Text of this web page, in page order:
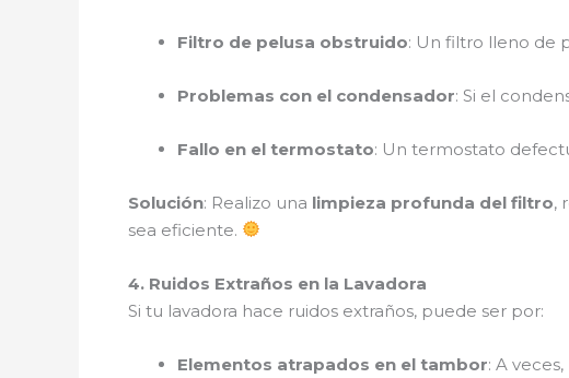
Filtro de pelusa obstruido: Un filtro lleno de
Problemas con el condensador: Si el
Fallo en el termostato: Un termostato
Solución: Realizo una limpieza profunda del filtro,
sea eficiente.
4. Ruidos Extraños en la Lavadora
Si tu lavadora hace ruidos extraños, puede ser por:
Elementos atrapados en el tambor: A